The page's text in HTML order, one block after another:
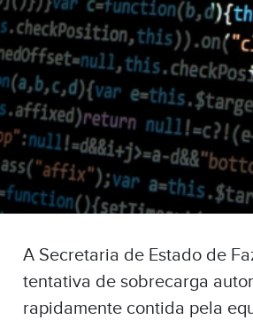
A Secretaria de Estado de
tentativa de sobrecarga
rapidamente contida pela